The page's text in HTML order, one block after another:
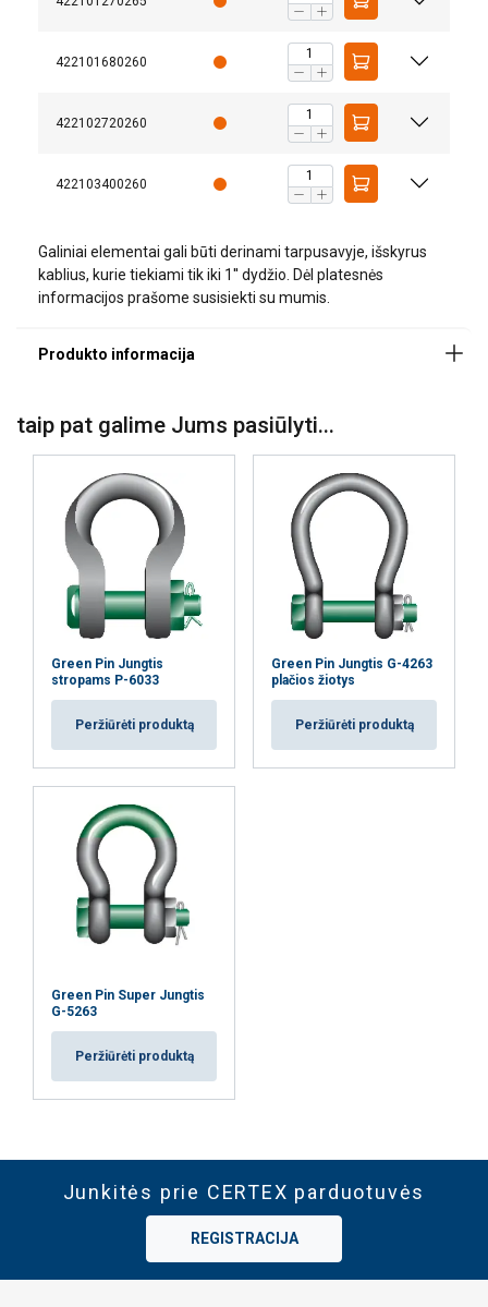
422101680260
422102720260
422103400260
Galiniai elementai gali būti derinami tarpusavyje, išskyrus
kablius, kurie tiekiami tik iki 1'' dydžio. Dėl platesnės
informacijos prašome susisiekti su mumis.
Medžiaga:
Temperatūros diapazonas:
Atsargos koeficientas:
taip pat galime Jums pasiūlyti...
Green Pin Jungtis
stropams P-6033
Peržiūrėti produktą
Green Pin Jungtis G-4263
plačios žiotys
Peržiūrėti produktą
Green Pin Super Jungtis
G-5263
Peržiūrėti produktą
Junkitės prie CERTEX parduotuvės
REGISTRACIJA
AŠ SUTINKU
AŠ NESUTINKU